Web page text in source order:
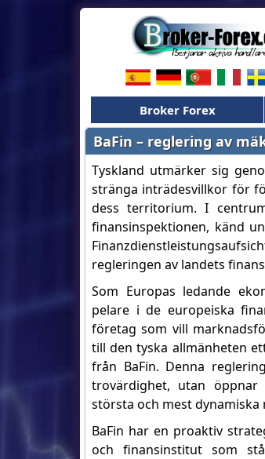
Broker Forex
BaFin – reglering av
Tyskland utmärker sig
stränga inträdesvillkor för
dess territorium. I
finansinspektionen, känd
regleringen av landets
Som Europas ledande
pelare i de europeiska
företag som vill
till den tyska allmänheten
från BaFin. Denna
trovärdighet, utan
största och mest dynamiska
BaFin har en proaktiv
och finansinstitut som